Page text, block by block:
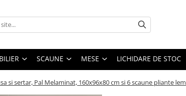
SCAUNE MESE LICHIDARE DE STOC
si sertar, Pal Melaminat, 160x96x80 cm si 6 scaune pliante